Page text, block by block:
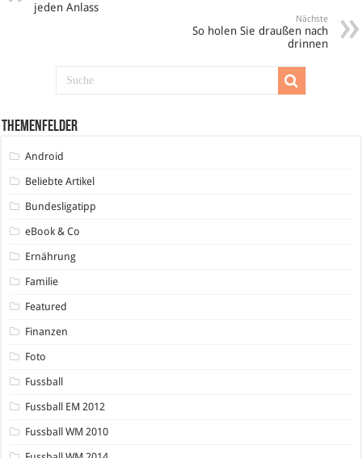
jeden Anlass
Nächste
So holen Sie draußen nach
drinnen
Themenfelder
Android
Beliebte Artikel
Bundesligatipp
eBook & Co
Ernährung
Familie
Featured
Finanzen
Foto
Fussball
Fussball EM 2012
Fussball WM 2010